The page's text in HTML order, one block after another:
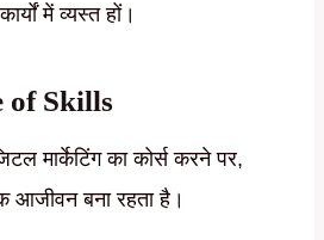
में व्यस्त हों।
of Skills
मार्केटिंग का कोर्स करने पर,
आजीवन बना रहता है।